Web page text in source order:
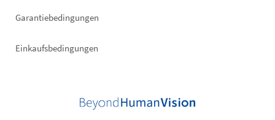
Garantiebedingungen
Einkaufsbedingungen